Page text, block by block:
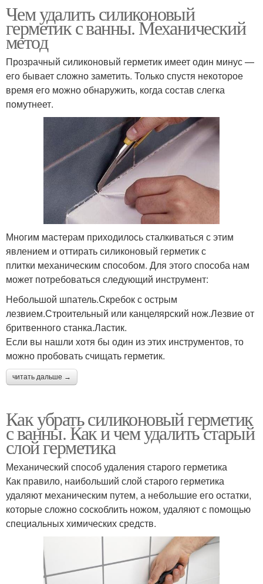
Чем удалить силиконовый
герметик с ванны. Механический
метод
Прозрачный силиконовый герметик имеет один минус —
его бывает сложно заметить. Только спустя некоторое
время его можно обнаружить, когда состав слегка
помутнеет.
Многим мастерам приходилось сталкиваться с этим
явлением и оттирать силиконовый герметик с
плитки механическим способом. Для этого способа нам
может потребоваться следующий инструмент:
Небольшой шпатель.Скребок с острым
лезвием.Строительный или канцелярский нож.Лезвие от
бритвенного станка.Ластик.
Если вы нашли хотя бы один из этих инструментов, то
можно пробовать счищать герметик.
читать дальше →
Как убрать силиконовый герметик
с ванны. Как и чем удалить старый
слой герметика
Механический способ удаления старого герметика
Как правило, наибольший слой старого герметика
удаляют механическим путем, а небольшие его остатки,
которые сложно соскоблить ножом, удаляют с помощью
специальных химических средств.